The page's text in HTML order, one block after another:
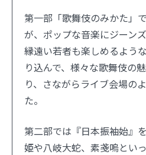
第一部「歌舞伎のみかた」
が、ポップな音楽にジーン
縁遠い若者も楽しめるよう
り込んで、様々な歌舞伎の
り、さながらライブ会場の
た。
第二部では『日本振袖始』
姫や八岐大蛇、素戔嗚とい